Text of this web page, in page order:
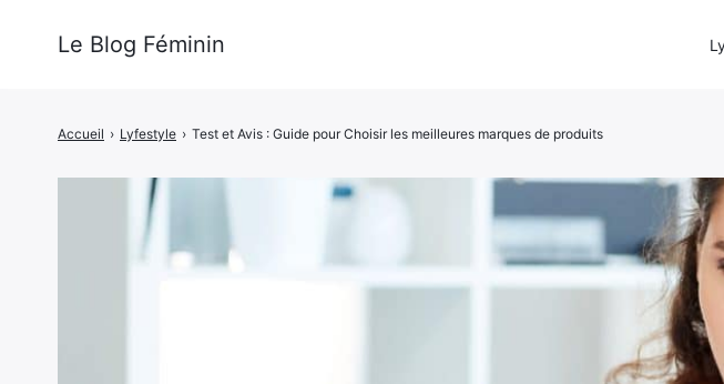
Accueil › Lyfestyle › Test et Avis : Guide pour Choisir les meilleures marques de produits
Le Blog Féminin